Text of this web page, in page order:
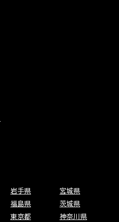
岩手県
宮城県
福島県
茨城県
東京都
神奈川県